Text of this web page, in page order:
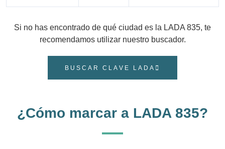
Si no has encontrado de qué ciudad es la LADA 835, te
recomendamos utilizar nuestro buscador.
BUSCAR CLAVE LADA
¿Cómo marcar a LADA 835?